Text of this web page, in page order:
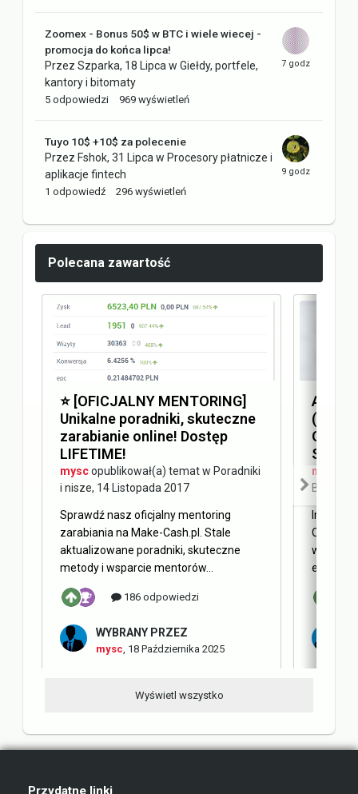
Zoomex - Bonus 50$ w BTC i wiele wiecej -
promocja do końca lipca!
Przez Szparka, 18 Lipca w Giełdy, portfele,
kantory i bitomaty
5 odpowiedzi 969 wyświetleń
Tuyo 10$ +10$ za polecenie
Przez Fshok, 31 Lipca w Procesory płatnicze i
aplikacje fintech
1 odpowiedź 296 wyświetleń
Polecana zawartość
⭐️ [OFICJALNY MENTORING]
Unikalne poradniki, skuteczne
zarabianie online! Dostęp
LIFETIME!
myscopublikował(a) temat w Poradniki
i nisze, 14 Listopada 2017
Sprawdź nasz oficjalny mentoring
zarabiania na Make-Cash.pl. Stale
aktualizowane poradniki, skuteczne
metody i wsparcie mentorów...
186 odpowiedzi
WYBRANY PRZEZ
mysc 18 Października 2025
(AEO)
SEO
mysc
Blog
Internet
Obecnie
w
Wyświetl wszystko
Przydatne linki